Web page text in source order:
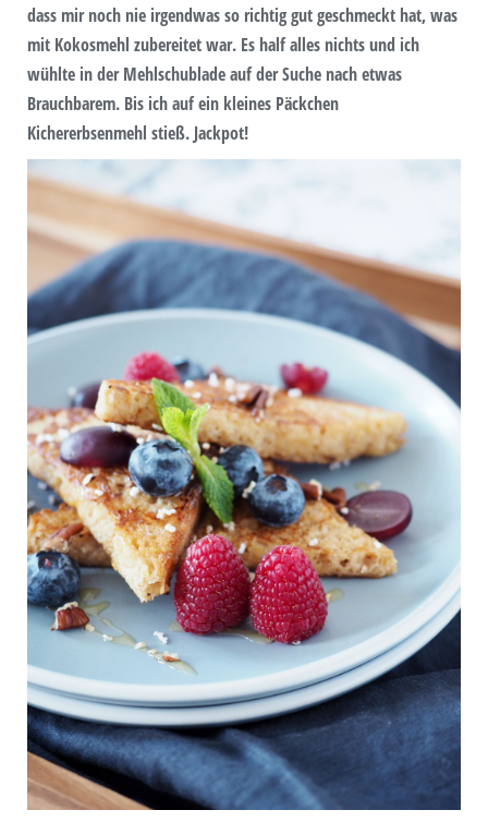
dass mir noch nie irgendwas so richtig gut geschmeckt hat, was
mit Kokosmehl zubereitet war. Es half alles nichts und ich
wühlte in der Mehlschublade auf der Suche nach etwas
Brauchbarem. Bis ich auf ein kleines Päckchen
Kichererbsenmehl stieß. Jackpot!